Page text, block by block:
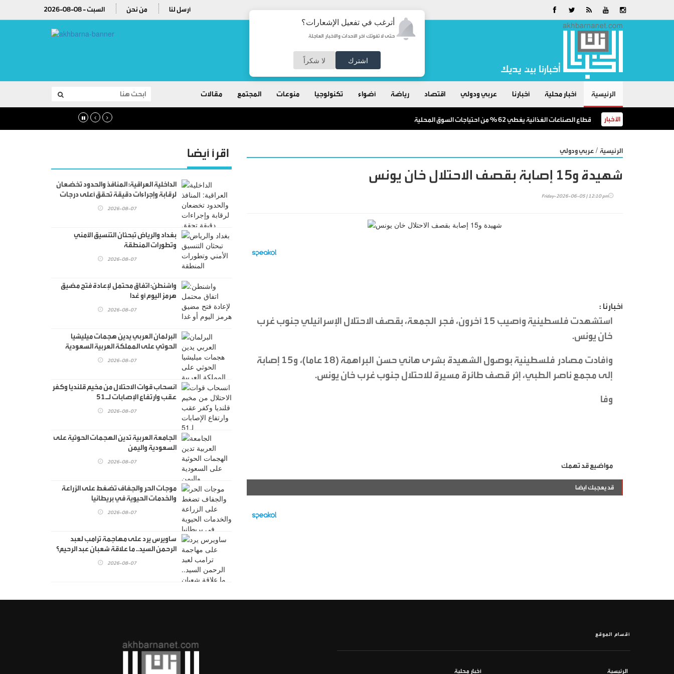
أترغب في تفعيل الإشعارات؟
حتى لا تفوتك آخر الأحداث والأخبار العاجلة
اشترك لا شكراً
2026-08-08 - السبت من نحن أرسل لنا
الرئيسية أخبار محلية أخبارنا عربي ودولي اقتصاد رياضة أضواء تكنولوجيا منوعات المجتمع مقالات
الأخبار قطاع الصناعات الغذائية يغطي 62 % من احتياجات السوق المحلية
الرئيسية / عربي ودولي
شهيدة و15 إصابة بقصف الاحتلال خان يونس
Friday-2026-06-05 | 12:10 pm
أخبارنا :
استشهدت فلسطينية وأصيب 15 آخرون، فجر الجمعة، بقصف الاحتلال الإسرائيلي جنوب غرب
خان يونس.
وأفادت مصادر فلسطينية بوصول الشهيدة بشرى هاني حسن البراهمة (18 عاما)، و15 إصابة
إلى مجمع ناصر الطبي، إثر قصف طائرة مسيرة للاحتلال جنوب غرب خان يونس.
وفا
مواضيع قد تهمك
قد يعجبك ايضا
اقرأ أيضا
الداخلية العراقية: المنافذ والحدود تخضعان
لرقابة وإجراءات دقيقة تحقق أعلى درجات
2026-08-07
بغداد والرياض تبحثان التنسيق الأمني
وتطورات المنطقة
2026-08-07
واشنطن: اتفاق محتمل لإعادة فتح مضيق
هرمز اليوم أو غدا
2026-08-07
البرلمان العربي يدين هجمات ميليشيا
الحوثي على المملكة العربية السعودية
2026-08-07
انسحاب قوات الاحتلال من مخيم قلنديا وكفر
عقب وارتفاع الإصابات لـ51
2026-08-07
الجامعة العربية تدين الهجمات الحوثية على
السعودية واليمن
2026-08-07
موجات الحر والجفاف تضغط على الزراعة
والخدمات الحيوية في بريطانيا
2026-08-07
ساويرس يرد على مهاجمة ترامب لعبد
الرحمن السيد.. ما علاقة شعبان عبد الرحيم؟
2026-08-07
أقسام الموقع
الرئيسية أخبار محلية